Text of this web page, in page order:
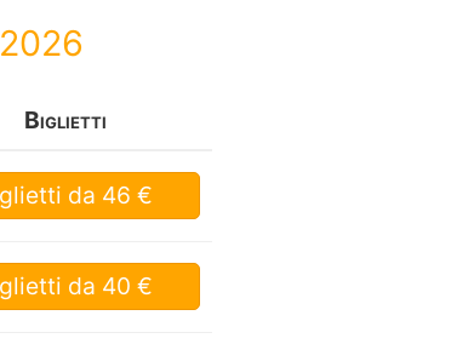
Biglietti
da 46 €
da 40 €